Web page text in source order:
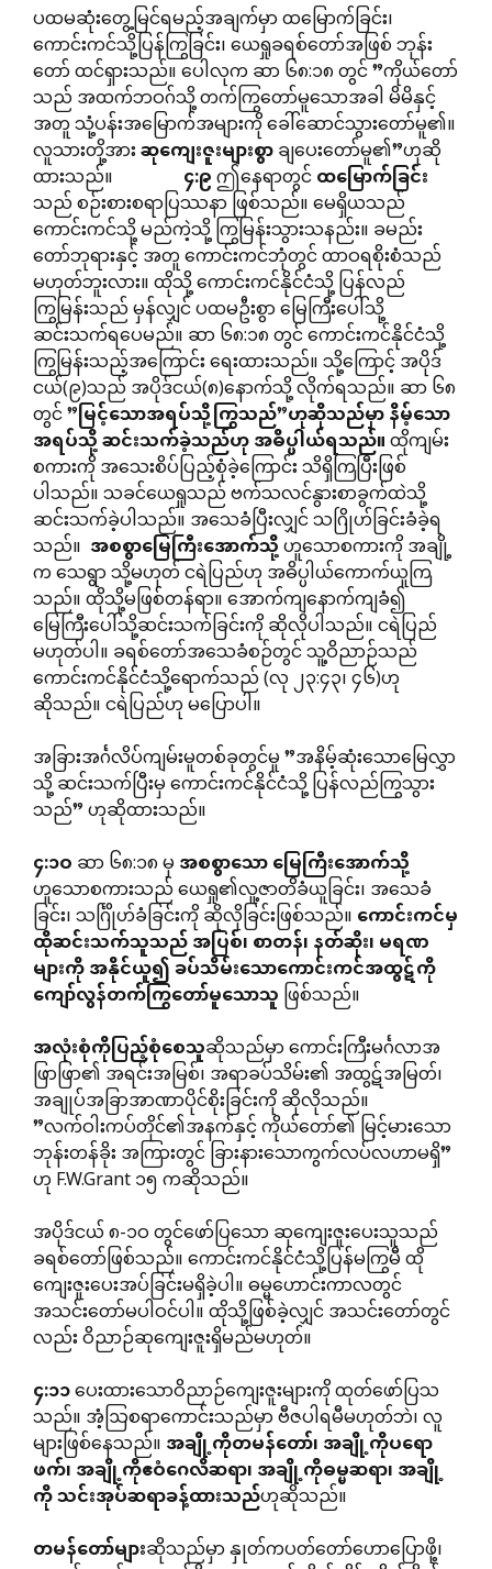
ပထမဆုံးတွေ့မြင်ရမည့်အချက်မှာ ထမြောက်ခြင်း၊
ကောင်းကင်သို့ပြန်ကြွခြင်း၊ ယေရှုခရစ်တော်အဖြစ် ဘုန်း
တော် ထင်ရှားသည်။ ပေါလုက ဆာ ၆၈:၁၈ တွင် ”ကိုယ်တော်
သည် အထက်ဘဝဂ်သို့ တက်ကြွတော်မူသောအခါ မိမိနှင့်
အတူ သုံ့ပန်းအမြောက်အများကို ခေါ်ဆောင်သွားတော်မူ၏။
လူသားတို့အားဆုကျေးဇူးများစွာချပေးတော်မူ၏”ဟုဆို
ထားသည်။ ၄:၉ဤနေရာတွင်ထမြောက်ခြင်း
သည် စဉ်းစားစရာပြဿနာ ဖြစ်သည်။ မေရှိယသည်
ကောင်းကင်သို့ မည်ကဲ့သို့ ကြွမြန်းသွားသနည်း။ ခမည်း
တော်ဘုရားနှင့် အတူ ကောင်းကင်ဘုံတွင် ထာဝရစိုးစံသည်
မဟုတ်ဘူးလား။ ထိုသို့ ကောင်းကင်နိုင်ငံသို့ ပြန်လည်
ကြွမြန်းသည် မှန်လျှင် ပထမဦးစွာ မြေကြီးပေါ်သို့
ဆင်းသက်ရပေမည်။ ဆာ ၆၈:၁၈ တွင် ကောင်းကင်နိုင်ငံသို့
ကြွမြန်းသည့်အကြောင်း ရေးထားသည်။ သို့ကြောင့် အပိုဒ်
ငယ်(၉)သည် အပိုဒ်ငယ်(၈)နောက်သို့ လိုက်ရသည်။ ဆာ ၆၈
တွင် ”မြင့်သောအရပ်သို့ကြွသည်”ဟုဆိုသည်မှာနိမ့်သော
အရပ်သို့ဆင်းသက်ခဲ့သည်ဟုအဓိပ္ပါယ်ရသည်။ထိုကျမ်း
စကားကို အသေးစိပ်ပြည့်စုံခဲ့ကြောင်း သိရှိကြပြီးဖြစ်
ပါသည်။ သခင်ယေရှုသည် ဗက်သလင်နွားစာခွက်ထဲသို့
ဆင်းသက်ခဲ့ပါသည်။ အသေခံပြီးလျှင် သဂြိုဟ်ခြင်းခံခဲ့ရ
သည်။ အစစွာမြေကြီးအောက်သို့ဟူသောစကားကို အချို့
က သေရွာ သို့မဟုတ် ငရဲပြည်ဟု အဓိပ္ပါယ်ကောက်ယူကြ
သည်။ ထိုသို့မဖြစ်တန်ရာ။ အောက်ကျနောက်ကျခံ၍
မြေကြီးပေါ်သို့ဆင်းသက်ခြင်းကို ဆိုလိုပါသည်။ ငရဲပြည်
မဟုတ်ပါ။ ခရစ်တော်အသေခံစဉ်တွင် သူ့ဝိညာဉ်သည်
ကောင်းကင်နိုင်ငံသို့ရောက်သည် (လု ၂၃:၄၃၊ ၄၆)ဟု
ဆိုသည်။ ငရဲပြည်ဟု မပြောပါ။
အခြားအင်္ဂလိပ်ကျမ်းမူတစ်ခုတွင်မူ ”အနိမ့်ဆုံးသောမြေလွှာ
သို့ ဆင်းသက်ပြီးမှ ကောင်းကင်နိုင်ငံသို့ ပြန်လည်ကြွသွား
သည်” ဟုဆိုထားသည်။
၄:၁ဝဆာ ၆၈:၁၈ မှအစစွာသောမြေကြီးအောက်သို့
ဟူသောစကားသည် ယေရှု၏လူ့ဇာတိခံယူခြင်း၊ အသေခံ
ခြင်း၊ သင်္ဂြိုဟ်ခံခြင်းကို ဆိုလိုခြင်းဖြစ်သည်။ကောင်းကင်မှ
ထိုဆင်းသက်သူသည်အပြစ်၊စာတန်၊နတ်ဆိုး၊မရဏ
များကိုအနိုင်ယူ၍ခပ်သိမ်းသောကောင်းကင်အထွဋ်ကို
ကျော်လွန်တက်ကြွတော်မူသောသူဖြစ်သည်။
အလုံးစုံကိုပြည့်စုံစေသူဆိုသည်မှာ ကောင်းကြီးမင်္ဂလာအ
ဖြာဖြာ၏ အရင်းအမြစ်၊ အရာခပ်သိမ်း၏ အထွဋ်အမြတ်၊
အချုပ်အခြာအာဏာပိုင်စိုးခြင်းကို ဆိုလိုသည်။
”လက်ဝါးကပ်တိုင်၏အနက်နှင့် ကိုယ်တော်၏ မြင့်မားသော
ဘုန်းတန်ခိုး အကြားတွင် ခြားနားသောကွက်လပ်လဟာမရှိ”
ဟု F.W.Grant ၁၅ ကဆိုသည်။
အပိုဒ်ငယ် ၈-၁ဝ တွင်ဖော်ပြသော ဆုကျေးဇူးပေးသူသည်
ခရစ်တော်ဖြစ်သည်။ ကောင်းကင်နိုင်ငံသို့ပြန်မကြွမီ ထို
ကျေးဇူးပေးအပ်ခြင်းမရှိခဲ့ပါ။ ဓမ္မဟောင်းကာလတွင်
အသင်းတော်မပါဝင်ပါ။ ထိုသို့ဖြစ်ခဲ့လျှင် အသင်းတော်တွင်
လည်း ဝိညာဉ်ဆုကျေးဇူးရှိမည်မဟုတ်။
၄:၁၁ပေးထားသောဝိညာဉ်ကျေးဇူးများကို ထုတ်ဖော်ပြသ
သည်။ အံ့ဩစရာကောင်းသည်မှာ ဗီဇပါရမီမဟုတ်ဘဲ၊ လူ
များဖြစ်နေသည်။အချို့ကိုတမန်တော်၊အချို့ကိုပရော
ဖက်၊အချို့ကိုဧဝံဂေလိဆရာ၊အချို့ကိုဓမ္မဆရာ၊အချို့
ကိုသင်းအုပ်ဆရာခန့်ထားသည်ဟုဆိုသည်။
တမန်တော်များဆိုသည်မှာ နှုတ်ကပတ်တော်ဟောပြောဖို့၊